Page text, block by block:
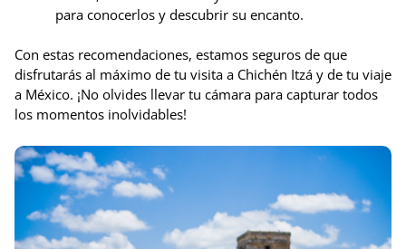
para conocerlos y descubrir su encanto.
Con estas recomendaciones, estamos seguros de que
disfrutarás al máximo de tu visita a Chichén Itzá y de tu viaje
a México. ¡No olvides llevar tu cámara para capturar todos
los momentos inolvidables!